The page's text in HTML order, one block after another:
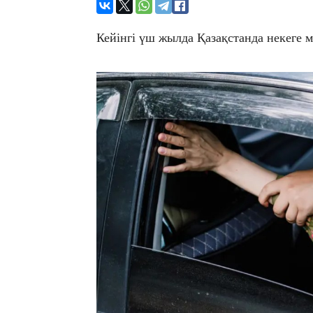
Кейінгі үш жылда Қазақстанда